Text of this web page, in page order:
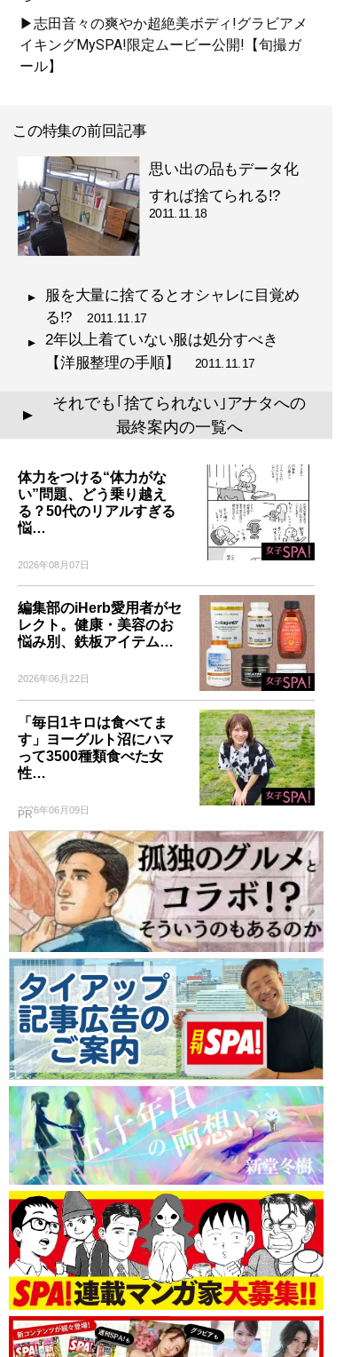
▶志田音々の爽やか超絶美ボディ!グラビアメ
イキングMySPA!限定ムービー公開!【旬撮ガ
ール】
この特集の前回記事
思い出の品もデータ化
すれば捨てられる!?
2011.11.18
服を大量に捨てるとオシャレに目覚め
る!? 2011.11.17
2年以上着ていない服は処分すべき
【洋服整理の手順】 2011.11.17
▲
それでも｢捨てられない｣アナタへの
最終案内の一覧へ
体力をつける“体力がな
い”問題、どう乗り越え
る？50代のリアルすぎる
悩…
2026年08月07日
編集部のiHerb愛用者がセ
レクト。健康・美容のお
悩み別、鉄板アイテム…
2026年06月22日
「毎日1キロは食べてま
す」ヨーグルト沼にハマ
って3500種類食べた女
性…
2026年06月09日
PR